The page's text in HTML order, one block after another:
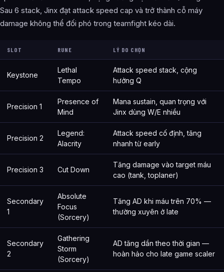
Sau 6 stack, Jinx đạt attack speed cap và trở thành cỗ máy
damage không thể đối phó trong teamfight kéo dài.
SLOT RUNE LÝ DO CHỌN
Keystone
Lethal
Tempo
Attack speed stack, cộng
hưởng Q
Precision 1
Presence of
Mind
Mana sustain, quan trọng với
Jinx dùng W/E nhiều
Precision 2
Legend:
Alacrity
Attack speed cố định, tăng
nhanh từ early
Precision 3 Cut Down
Tăng damage vào target máu
cao (tank, toplaner)
Secondary
1
Absolute
Focus
(Sorcery)
Tăng AD khi máu trên 70% —
thường xuyên ở late
Secondary
2
Gathering
Storm
(Sorcery)
AD tăng dần theo thời gian —
hoàn hảo cho late game scaler